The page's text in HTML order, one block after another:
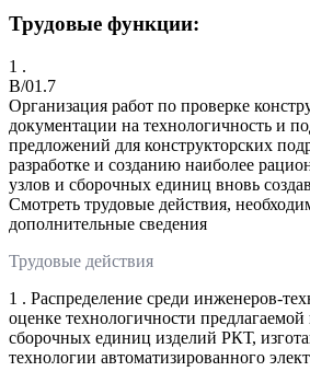
Трудовые функции:
1 .
B/01.7
Организация работ по проверке
документации на технологичность и
предложений для конструкторских
разработке и созданию наиболее
узлов и сборочных единиц вновь
Смотреть трудовые действия,
дополнительные сведения
Трудовые действия
1 . Распределение среди инженеров-
оценке технологичности
сборочных единиц изделий РКТ,
технологии автоматизированного